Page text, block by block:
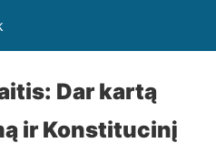
Dar kartą
ir Konstitucinį